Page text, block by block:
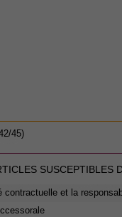
45)
SUSCEPTIBLES
contractuelle et la